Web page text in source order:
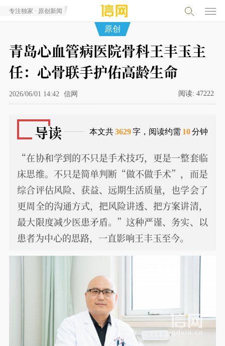
专注独家 · 原创新闻
原创
青岛心血管病医院骨科王丰玉主
任：心骨联手护佑高龄生命
2026/06/01 14:42 信网 阅读: 47222
导读 本文共3629字，阅读约需 10分钟
“在协和学到的不只是手术技巧，更是一整套临
床思维。不只是简单判断“做不做手术”，而是
综合评估风险、获益、远期生活质量，也学会了
更周全的沟通方式，把风险讲透、把方案讲清，
最大限度减少医患矛盾。”这种严谨、务实、以
患者为中心的思路，一直影响王丰玉至今。